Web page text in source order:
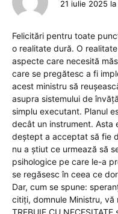
21 iulie 2025
Felicitări pentru toate
o realitate dură. O
aspecte care necesită
care se pregătesc a fi
acest ministru să
asupra sistemului de
simplu executant. Planul
decât un instrument. Asta
deștept a acceptat să fie
nu a știut ce urmează să
psihologice pe care le-a
se regăsesc în ceea ce
Dar, cum se spune:
citiți, domnule Ministru,
TREBUIE CU